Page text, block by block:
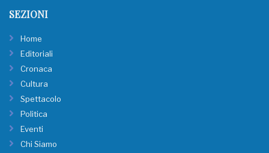
SEZIONI
Home
Editoriali
Cronaca
Cultura
Spettacolo
Politica
Eventi
Chi Siamo